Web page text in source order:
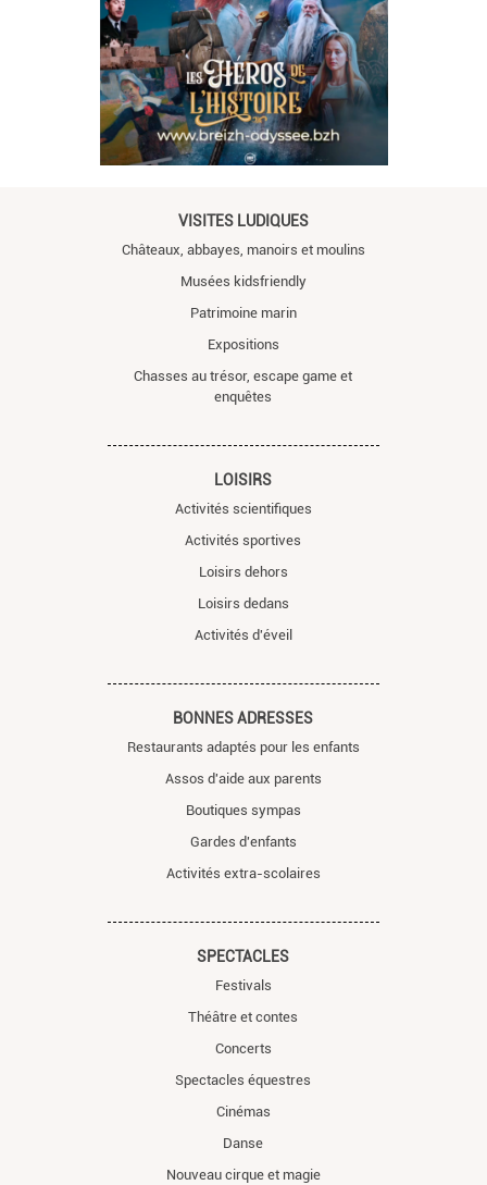
VISITES LUDIQUES
Châteaux, abbayes, manoirs et moulins
Musées kidsfriendly
Patrimoine marin
Expositions
Chasses au trésor, escape game et
enquêtes
LOISIRS
Activités scientifiques
Activités sportives
Loisirs dehors
Loisirs dedans
Activités d'éveil
BONNES ADRESSES
Restaurants adaptés pour les enfants
Assos d'aide aux parents
Boutiques sympas
Gardes d'enfants
Activités extra-scolaires
SPECTACLES
Festivals
Théâtre et contes
Concerts
Spectacles équestres
Cinémas
Danse
Nouveau cirque et magie